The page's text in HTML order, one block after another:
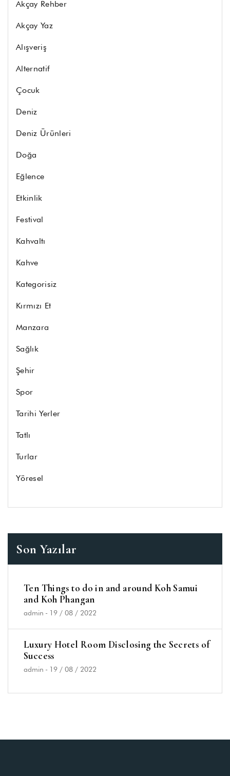
Akçay Rehber
Akçay Yaz
Alışveriş
Alternatif
Çocuk
Deniz
Deniz Ürünleri
Doğa
Eğlence
Etkinlik
Festival
Kahvaltı
Kahve
Kategorisiz
Kırmızı Et
Manzara
Sağlık
Şehir
Spor
Tarihi Yerler
Tatlı
Turlar
Yöresel
Son Yazılar
Ten Things to do in and around Koh Samui
and Koh Phangan
admin - 19 / 08 / 2022
Luxury Hotel Room Disclosing the Secrets of
Success
admin - 19 / 08 / 2022